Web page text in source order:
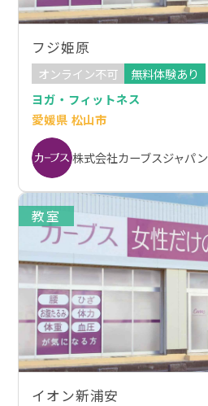
フジ姫原
オンライン不可
無料体験あり
ヨガ・フィットネス
愛媛県 松山市
株式会社カーブスジャパン
教室
イオン新浦安